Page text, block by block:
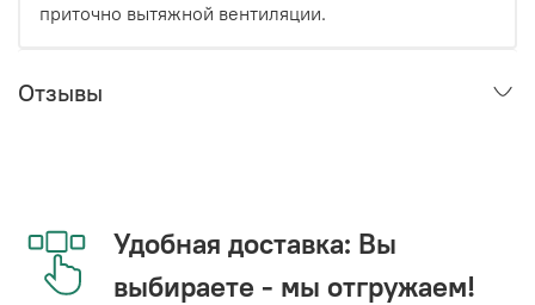
приточно вытяжной вентиляции.
Отзывы
Удобная доставка: Вы
выбираете - мы отгружаем!